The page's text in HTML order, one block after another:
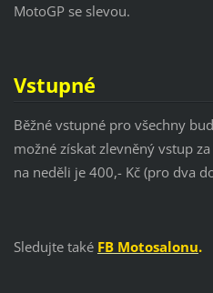
MotoGP se slevou.
Vstupné
Běžné vstupné pro všechny
možné získat zlevněný vstup
na neděli je 400,- Kč (pro dva
Sledujte také FB Motosalonu.